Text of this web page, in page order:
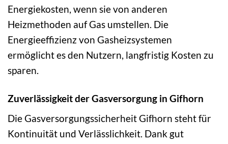
Energiekosten, wenn sie von anderen
Heizmethoden auf Gas umstellen. Die
Energieeffizienz von Gasheizsystemen
ermöglicht es den Nutzern, langfristig Kosten zu
sparen.
Zuverlässigkeit der Gasversorgung in Gifhorn
Die Gasversorgungssicherheit Gifhorn steht für
Kontinuität und Verlässlichkeit. Dank gut